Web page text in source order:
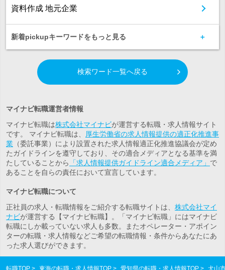
資料作成 地元企業
新着pickupキーワードをもっと見る
検索ワード一覧へ戻る
マイナビ転職運営者情報
マイナビ転職は株式会社マイナビが運営する転職・求人情報サイト
です。 マイナビ転職は、
厚生労働省の求人情報提供の適正化推進事
業 （委託事業）により設置された求人情報適正化推進協議会が定め
たガイドラインを遵守しており、その適合メディアとなる基準を満
たしていることから
「求人情報提供ガイドライン適合メディア」 で
あることを自らの責任において宣言しています。
マイナビ転職について
正社員の求人・転職情報をご紹介する転職サイトは、 株式会社マイ
ナビが運営する【マイナビ転職】。「マイナビ転職」にはマイナビ
転職にしか載っていない求人も多数。またオペレーター・アポイン
ターの転職・求人情報などご希望の転職情報・条件からあなたにあ
った求人選びができます。
転職TOP 東海の転職・求人情報TOP 愛知県の転職・求人情報TOP 犬山